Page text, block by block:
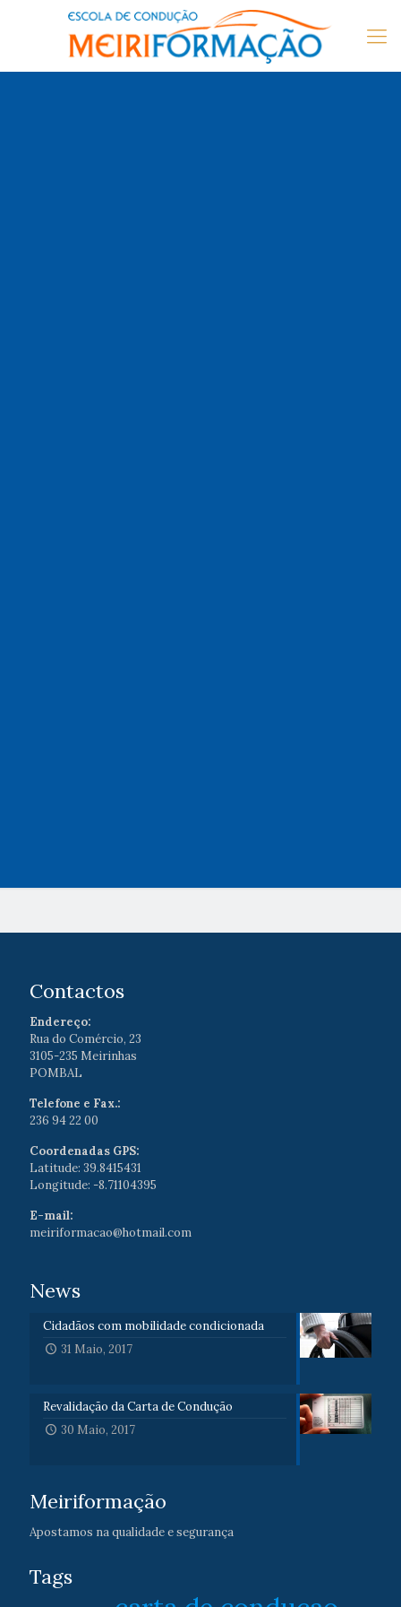
Contactos
Endereço:
Rua do Comércio, 23
3105-235 Meirinhas
POMBAL
Telefone e Fax.:
236 94 22 00
Coordenadas GPS:
Latitude: 39.8415431
Longitude: -8.71104395
E-mail:
meiriformacao@hotmail.com
News
Cidadãos com mobilidade condicionada
31 Maio, 2017
Revalidação da Carta de Condução
30 Maio, 2017
Meiriformação
Apostamos na qualidade e segurança
Tags